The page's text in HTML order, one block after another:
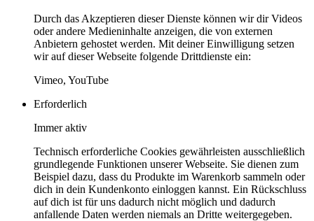
Durch das Akzeptieren dieser Dienste können wir dir Videos
oder andere Medieninhalte anzeigen, die von externen
Anbietern gehostet werden. Mit deiner Einwilligung setzen
wir auf dieser Webseite folgende Drittdienste ein:
Vimeo, YouTube
Erforderlich
Immer aktiv
Technisch erforderliche Cookies gewährleisten ausschließlich
grundlegende Funktionen unserer Webseite. Sie dienen zum
Beispiel dazu, dass du Produkte im Warenkorb sammeln oder
dich in dein Kundenkonto einloggen kannst. Ein Rückschluss
auf dich ist für uns dadurch nicht möglich und dadurch
anfallende Daten werden niemals an Dritte weitergegeben.